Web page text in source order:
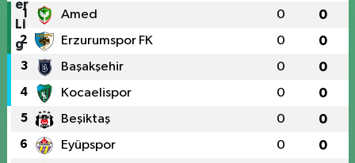
1 Amed 0 0
2 Erzurumspor FK 0 0
3 Başakşehir 0 0
4 Kocaelispor 0 0
5 Beşiktaş 0 0
6 Eyüpspor 0 0